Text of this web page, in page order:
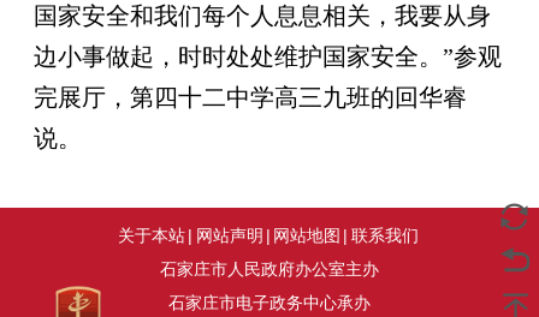
国家安全和我们每个人息息相关，我要从身
边小事做起，时时处处维护国家安全。”参观
完展厅，第四十二中学高三九班的回华睿
说。
关于本站| 网站声明 | 网站地图 | 联系我们
石家庄市人民政府办公室主办
石家庄市电子政务中心承办